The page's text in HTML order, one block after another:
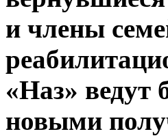
и члены
«Наз» ведут
новыми